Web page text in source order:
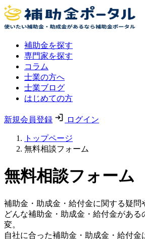
補助金を探す
専門家を探す
コラム
士業の方へ
士業ブログ
はじめての方
新規会員登録 ログイン
トップページ
無料相談フォーム
無料相談フォーム
補助金・助成金・給付金に関する疑問
どんな補助金・助成金・給付金がある
変。
自社に合った補助金・助成金・給付金